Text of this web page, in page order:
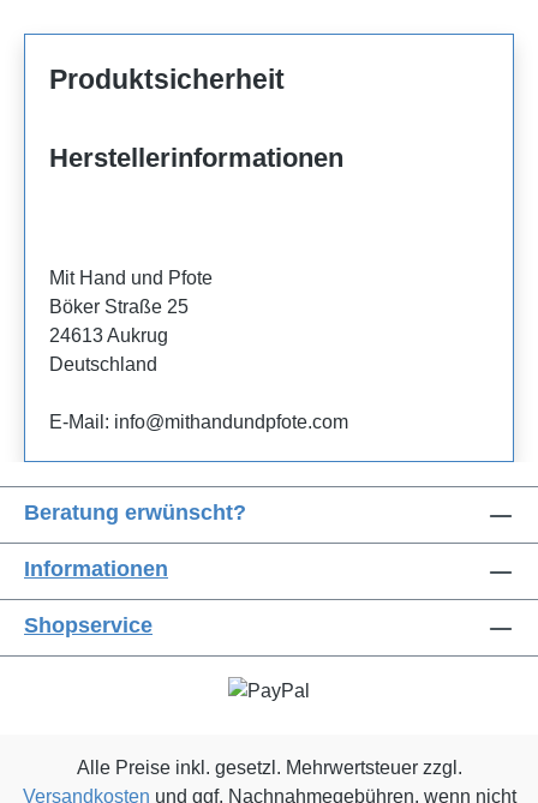
Produktsicherheit
Herstellerinformationen
Mit Hand und Pfote
Böker Straße 25
24613 Aukrug
Deutschland
E-Mail: info@mithandundpfote.com
Beratung erwünscht?
Informationen
Shopservice
Alle Preise inkl. gesetzl. Mehrwertsteuer zzgl.
Versandkosten und ggf. Nachnahmegebühren, wenn nicht